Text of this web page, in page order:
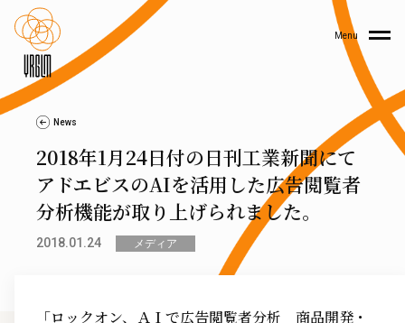
Menu
News
2018年1月24日付の日刊工業新聞にて
アドエビスのAIを活用した広告閲覧者
分析機能が取り上げられました。
2018.01.24 メディア
「ロックオン、ＡＩで広告閲覧者分析 商品開発・